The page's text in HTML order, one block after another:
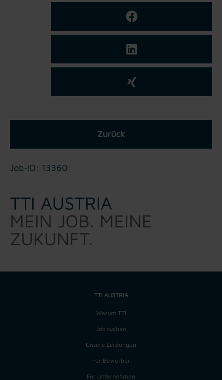
Zurück
Job-ID: 13360
TTI AUSTRIA
MEIN JOB. MEINE
ZUKUNFT.
TTI AUSTRIA
Warum TTI
Job suchen
Unsere Leistungen
Für Bewerber
Für Unternehmen